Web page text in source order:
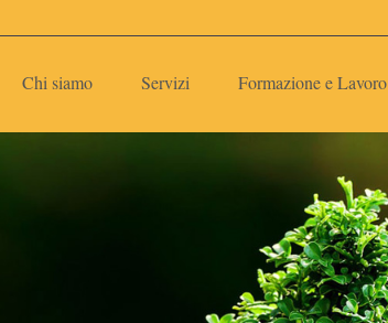
Chi siamo Servizi Formazione e Lavoro